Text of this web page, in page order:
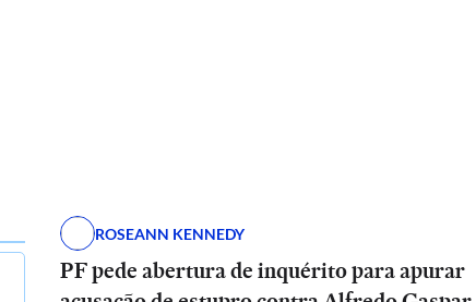
ROSEANN KENNEDY
PF pede abertura de inquérito para apurar